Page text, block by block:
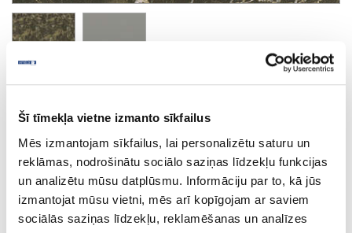
Šī tīmekļa vietne izmanto sīkfailus
Mēs izmantojam sīkfailus, lai personalizētu saturu un
reklāmas, nodrošinātu sociālo saziņas līdzekļu funkcijas
un analizētu mūsu datplūsmu. Informāciju par to, kā jūs
izmantojat mūsu vietni, mēs arī kopīgojam ar saviem
sociālās saziņas līdzekļu, reklamēšanas un analīzes
Ask question
Share product link
Print